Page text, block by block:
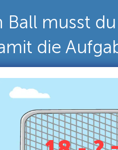
Ball musst
die